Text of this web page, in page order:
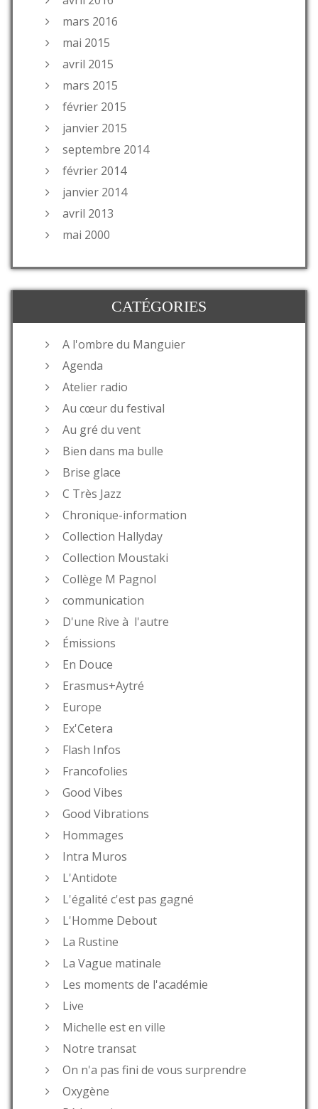
mars 2016
mai 2015
avril 2015
mars 2015
février 2015
janvier 2015
septembre 2014
février 2014
janvier 2014
avril 2013
mai 2000
CATÉGORIES
A l'ombre du Manguier
Agenda
Atelier radio
Au cœur du festival
Au gré du vent
Bien dans ma bulle
Brise glace
C Très Jazz
Chronique-information
Collection Hallyday
Collection Moustaki
Collège M Pagnol
communication
D'une Rive à l'autre
Émissions
En Douce
Erasmus+Aytré
Europe
Ex'Cetera
Flash Infos
Francofolies
Good Vibes
Good Vibrations
Hommages
Intra Muros
L'Antidote
L'égalité c'est pas gagné
L'Homme Debout
La Rustine
La Vague matinale
Les moments de l'académie
Live
Michelle est en ville
Notre transat
On n'a pas fini de vous surprendre
Oxygène